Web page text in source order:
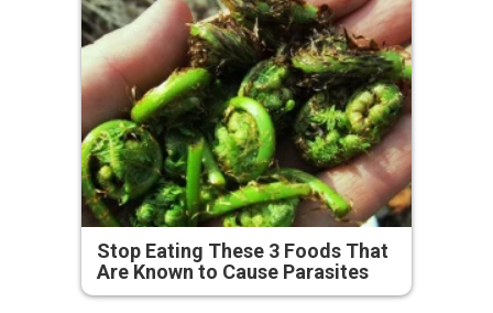
Stop Eating These 3 Foods That
Are Known to Cause Parasites